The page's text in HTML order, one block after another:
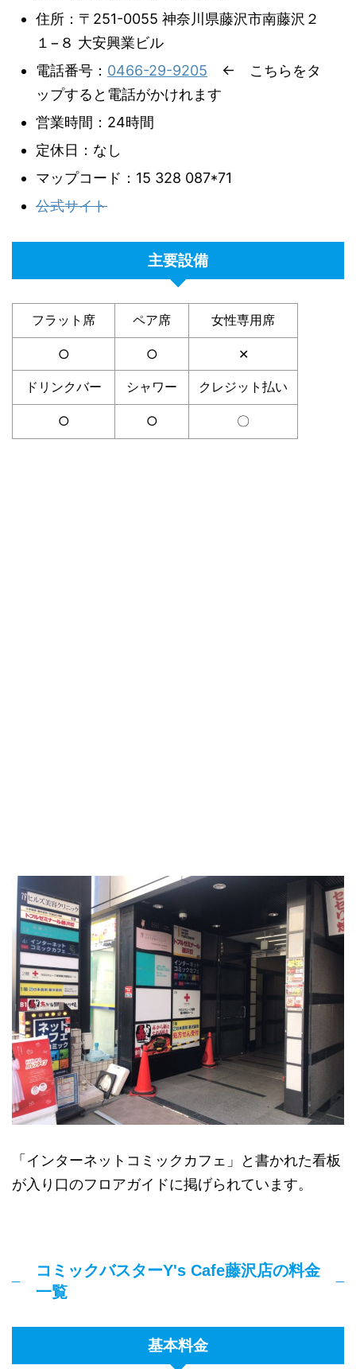
住所：〒251-0055 神奈川県藤沢市南藤沢２
１−８ 大安興業ビル
電話番号： 0466-29-9205 ← こちらをタ
ップすると電話がかけれます
営業時間：24時間
定休日：なし
マップコード：15 328 087*71
公式サイト
主要設備
フラット席 ペア席 女性専用席
○ ○ ✕
ドリンクバー シャワー クレジット払い
○ ○ 〇
「インターネットコミックカフェ」と書かれた看板
が入り口のフロアガイドに掲げられています。
コミックバスターY's Cafe藤沢店の料金
一覧
基本料金